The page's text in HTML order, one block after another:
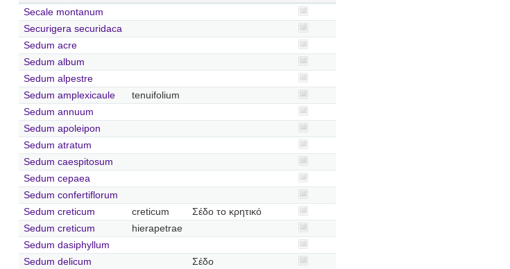
Secale montanum
Securigera securidaca
Sedum acre
Sedum album
Sedum alpestre
Sedum amplexicaule
tenuifolium
Sedum annuum
Sedum apoleipon
Sedum atratum
Sedum caespitosum
Sedum cepaea
Sedum confertiflorum
Sedum creticum
creticum
Σέδο το κρητικό
Sedum creticum
hierapetrae
Sedum dasiphyllum
Sedum delicum
Σέδο